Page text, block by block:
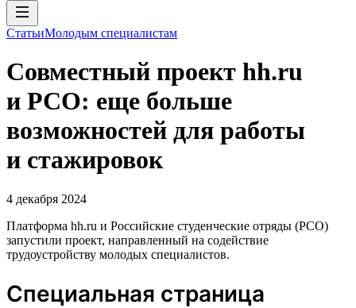
СтатьиМолодым специалистам
Совместный проект hh.ru
и РСО: еще больше
возможностей для работы
и стажировок
4 декабря 2024
Платформа hh.ru и Российские студенческие отряды (РСО)
запустили проект, направленный на содействие
трудоустройству молодых специалистов.
Специальная страница